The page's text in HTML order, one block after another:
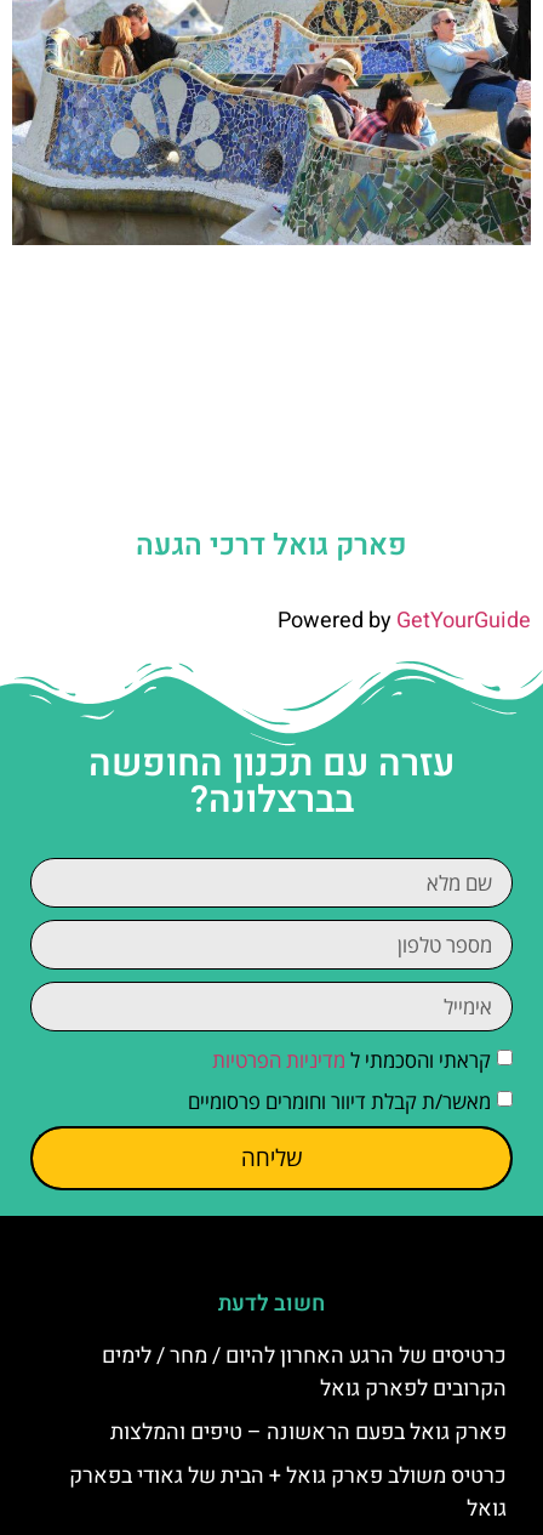
פארק גואל דרכי הגעה
Powered byGetYourGuide
עזרה עם תכנון החופשה
בברצלונה?
קראתי והסכמתי ל מדיניות הפרטיות
מאשר/ת קבלת דיוור וחומרים פרסומיים
שליחה
חשוב לדעת
כרטיסים של הרגע האחרון להיום / מחר / לימים
הקרובים לפארק גואל
פארק גואל בפעם הראשונה – טיפים והמלצות
כרטיס משולב פארק גואל + הבית של גאודי בפארק
גואל